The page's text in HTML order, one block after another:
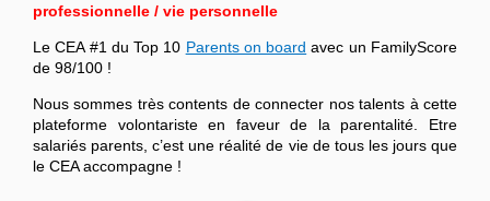
professionnelle / vie personnelle
Le CEA #1 du Top 10 Parents on board avec un FamilyScore
de 98/100 !
Nous sommes très contents de connecter nos talents à cette
plateforme volontariste en faveur de la parentalité. Etre
salariés parents, c’est une réalité de vie de tous les jours que
le CEA accompagne !